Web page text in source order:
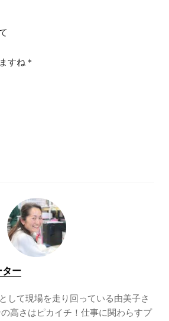
すね＊
ター
して現場を走り回っている由美子さ
高さはピカイチ！仕事に関わらすプ